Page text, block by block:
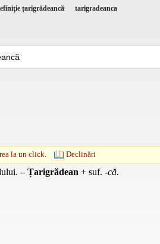
țarigrădeancă tarigradeanca
la un click. Declinări
– Țarigrădean + suf. -că.